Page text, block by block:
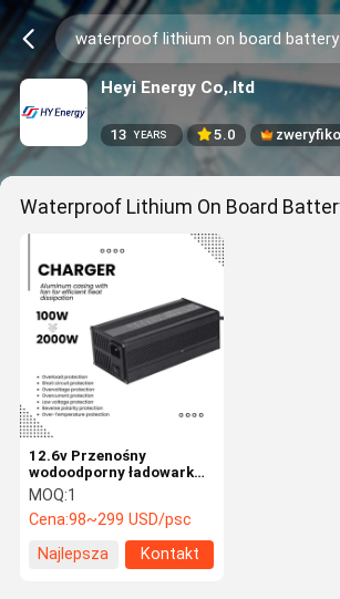
Heyi Energy Co,.ltd
13 YEARS 5.0
Waterproof Lithium On Board
12.6v Przenośny
wodoodporny ładowarka
akumulatorów litowych
72v 48v
MOQ:1
Cena:98~299 USD/psc
Najlepsza
Kontakt